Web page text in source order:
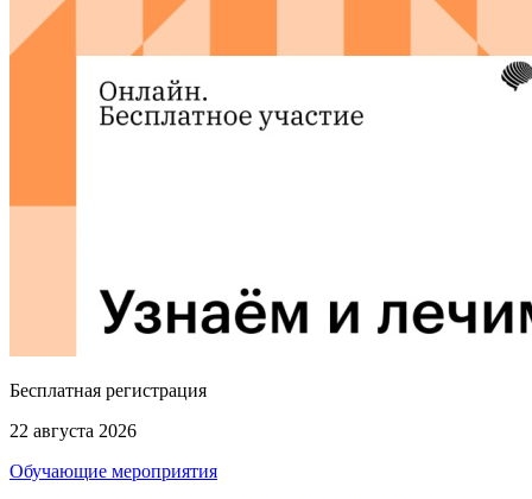
Бесплатная регистрация
22 августа 2026
Обучающие мероприятия